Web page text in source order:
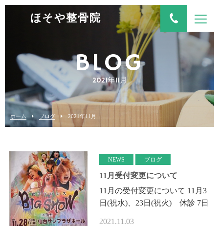
ほそや整骨院
BLOG
2021年11月
ホーム ブログ 2021年11月
NEWS ブログ
11月受付変更について
11月の受付変更について 11月3
日(祝水)、23日(祝火) 休診 7日
2021.11.03